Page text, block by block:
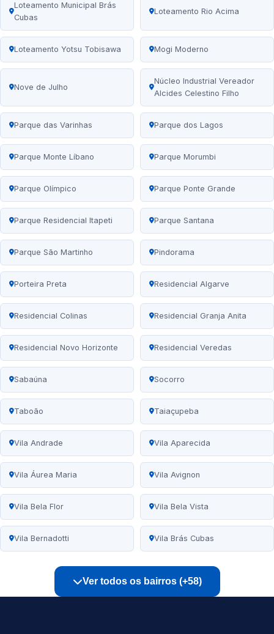
Loteamento Municipal Brás
Cubas
Loteamento Rio Acima
Loteamento Yotsu Tobisawa Mogi Moderno
Nove de Julho
Núcleo Industrial Vereador
Alcides Celestino Filho
Parque das Varinhas Parque dos Lagos
Parque Monte Líbano Parque Morumbi
Parque Olímpico Parque Ponte Grande
Parque Residencial Itapeti Parque Santana
Parque São Martinho Pindorama
Porteira Preta Residencial Algarve
Residencial Colinas Residencial Granja Anita
Residencial Novo Horizonte Residencial Veredas
Sabaúna Socorro
Taboão Taiaçupeba
Vila Andrade Vila Aparecida
Vila Áurea Maria Vila Avignon
Vila Bela Flor Vila Bela Vista
Vila Bernadotti Vila Brás Cubas
Ver todos os bairros (+58)